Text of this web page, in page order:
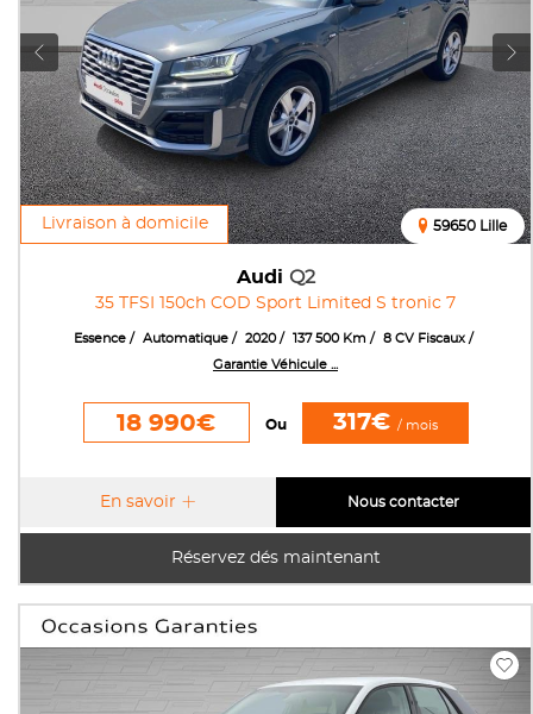
Livraison à domicile
Audi Q2
35 TFSI 150ch COD Sport Limited S tronic 7
59650 Lille
Essence Automatique 2020 137 500 Km
8 CV Fiscaux
Garantie Véhicule ...
18 990€ Ou 317€ / mois
Réservez dés maintenant
En savoir Nous contacter